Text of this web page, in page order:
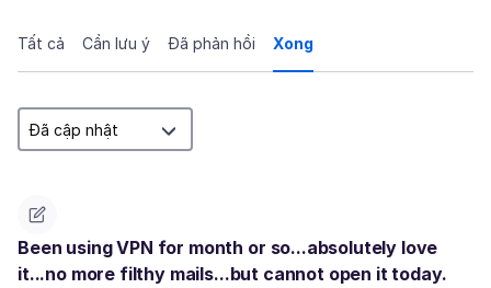
Tất cả Cần lưu ý Đã phản hồi Xong
Been using VPN for month or so...absolutely love
it...no more filthy mails...but cannot open it today.